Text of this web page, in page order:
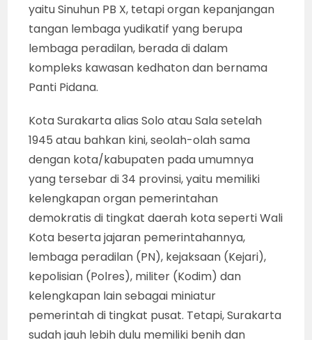
yaitu Sinuhun PB X, tetapi organ kepanjangan
tangan lembaga yudikatif yang berupa
lembaga peradilan, berada di dalam
kompleks kawasan kedhaton dan bernama
Panti Pidana.
Kota Surakarta alias Solo atau Sala setelah
1945 atau bahkan kini, seolah-olah sama
dengan kota/kabupaten pada umumnya
yang tersebar di 34 provinsi, yaitu memiliki
kelengkapan organ pemerintahan
demokratis di tingkat daerah kota seperti Wali
Kota beserta jajaran pemerintahannya,
lembaga peradilan (PN), kejaksaan (Kejari),
kepolisian (Polres), militer (Kodim) dan
kelengkapan lain sebagai miniatur
pemerintah di tingkat pusat. Tetapi, Surakarta
sudah jauh lebih dulu memiliki benih dan